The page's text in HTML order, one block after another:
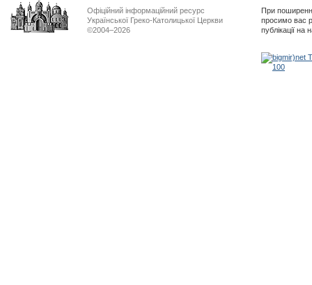
Офіційний інформаційний ресурс
Української Греко-Католицької Церкви
©2004–2026
При
просимо вас
публікації на